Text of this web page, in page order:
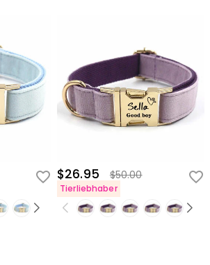
$26.95 $50.00
Tierliebhaber